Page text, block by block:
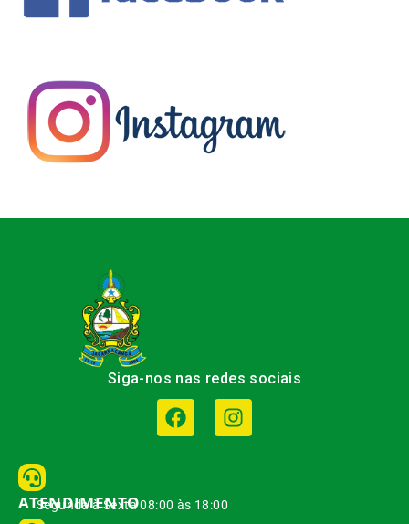
Siga-nos nas redes sociais
ATENDIMENTO
Segunda à Sexta 08:00 às 18:00